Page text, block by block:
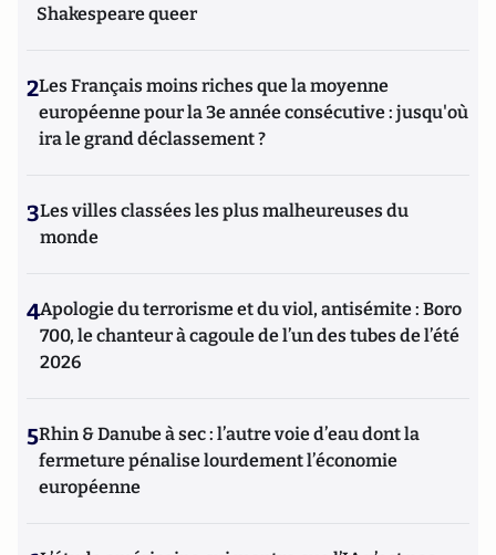
Shakespeare queer
2Les Français moins riches que la moyenne
européenne pour la 3e année consécutive : jusqu'où
ira le grand déclassement ?
3Les villes classées les plus malheureuses du
monde
4Apologie du terrorisme et du viol, antisémite : Boro
700, le chanteur à cagoule de l’un des tubes de l’été
2026
5Rhin & Danube à sec : l’autre voie d’eau dont la
fermeture pénalise lourdement l’économie
européenne